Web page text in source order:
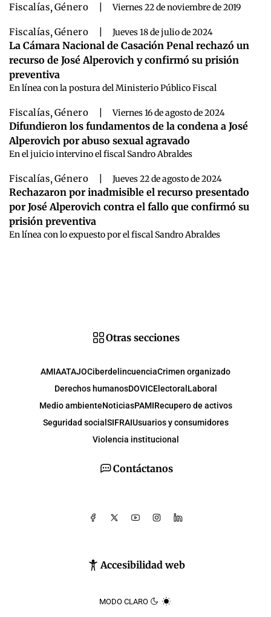
Fiscalías, Género Viernes 22 de noviembre de 2019
Fiscalías, Género Jueves 18 de julio de 2024
La Cámara Nacional de Casación Penal rechazó un
recurso de José Alperovich y confirmó su prisión
preventiva
En línea con la postura del Ministerio Público Fiscal
Fiscalías, Género Viernes 16 de agosto de 2024
Difundieron los fundamentos de la condena a José
Alperovich por abuso sexual agravado
En el juicio intervino el fiscal Sandro Abraldes
Fiscalías, Género Jueves 22 de agosto de 2024
Rechazaron por inadmisible el recurso presentado
por José Alperovich contra el fallo que confirmó su
prisión preventiva
En línea con lo expuesto por el fiscal Sandro Abraldes
Contáctanos
Accesibilidad web
MODO CLARO
Otras secciones
AMIAATAJOCiberdelincuenciaCrimen organizado
Derechos humanosDOVICElectoral Laboral
Medio ambienteNoticiasPAMIRecupero de activos
Seguridad social SIFRAIUsuarios y consumidores
Violencia institucional